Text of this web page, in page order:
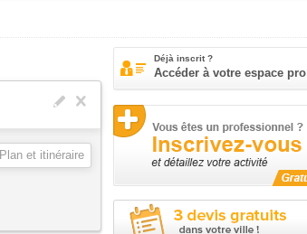
Plan et itinéraire
Déjà inscrit ?
Accéder à votre espace pro